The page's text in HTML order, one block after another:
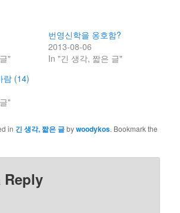
"
번영신학을 옹호함?
2013-08-06
In "긴 생각, 짧은 글"
람 (14)
"
in 긴 생각, 짧은 글bywoodykos. Bookmark the
Reply